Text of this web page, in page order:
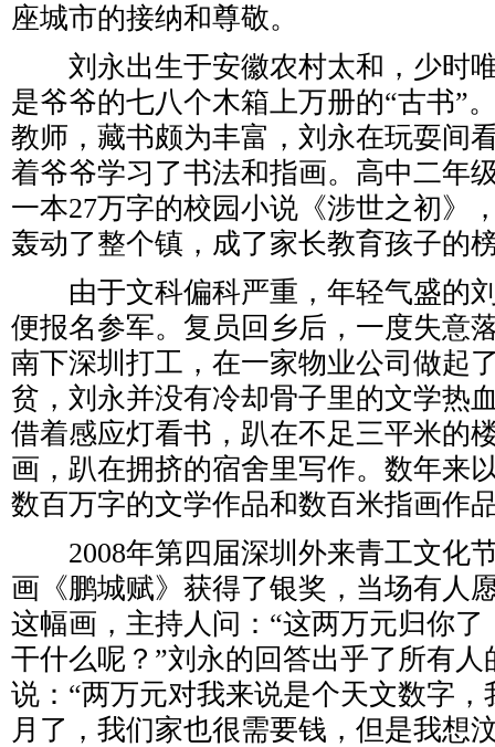
座城市的接纳和尊敬。
刘永出生于安徽农村太和，少时
是爷爷的七八个木箱上万册的“古书”
教师，藏书颇为丰富，刘永在玩耍间
着爷爷学习了书法和指画。高中二年
一本27万字的校园小说《涉世之初》
轰动了整个镇，成了家长教育孩子的
由于文科偏科严重，年轻气盛的
便报名参军。复员回乡后，一度失意
南下深圳打工，在一家物业公司做起
贫，刘永并没有冷却骨子里的文学热
借着感应灯看书，趴在不足三平米的
画，趴在拥挤的宿舍里写作。数年来
数百万字的文学作品和数百米指画作
2008年第四届深圳外来青工文化
画《鹏城赋》获得了银奖，当场有人
这幅画，主持人问：“这两万元归你
干什么呢？”刘永的回答出乎了所有人
说：“两万元对我来说是个天文数字
月了，我们家也很需要钱，但是我想